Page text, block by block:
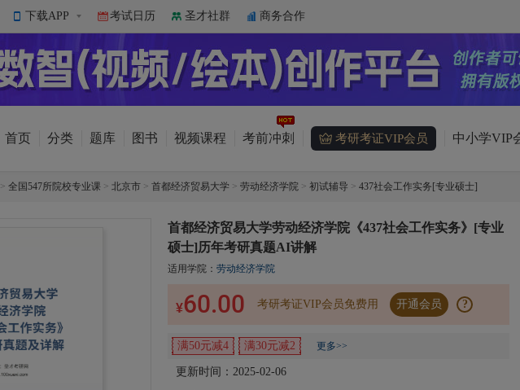
下载APP 考试日历 圣才社群 商务合作
首页 分类 题库 图书 视频课程 考前冲刺 考研考证VIP会员 中小学VIP
> 全国547所院校专业课 > 北京市 > 首都经济贸易大学 > 劳动经济学院 > 初试辅导 > 437社会工作实务[专业硕士]
首都经济贸易大学劳动经济学院《437社会工作实务》[专业
硕士]历年考研真题AI讲解
适用学院： 劳动经济学院
¥60.00 考研考证VIP会员免费用 开通会员 ?
满50元减4 满30元减2 更多>>
更新时间：2025-02-06